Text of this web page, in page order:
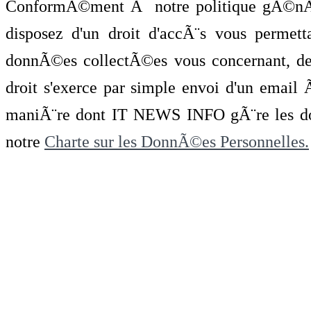
ConformÃ©ment Ã notre politique
disposez d'un droit d'accÃ¨s vous
donnÃ©es collectÃ©es vous concernant,
droit s'exerce par simple envoi d'un
maniÃ¨re dont IT NEWS INFO gÃ¨re les
notre Charte sur les DonnÃ©es Personnelles.